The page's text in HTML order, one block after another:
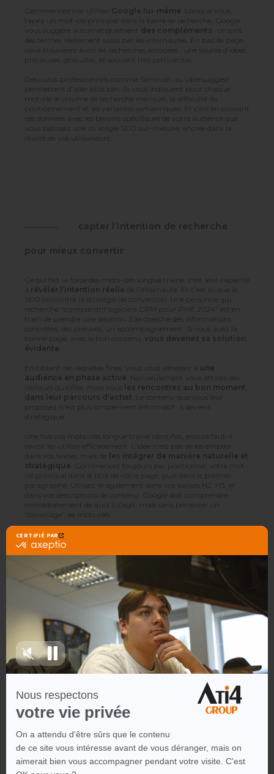
Commencez par utiliser Google lui-même . Lorsque vous
tapez un mot-clé principal dans la barre de recherche, Google
vous suggère automatiquement des compléments : ce sont
des termes réellement saisis par les internautes. En bas de page,
vous trouverez aussi les recherches associées : une source d’idées
précieuses, gratuites, et souvent très pertinentes.
Des outils professionnels comme Semrush
Ubersuggest
permettent d’aller plus loin. Ils vous indiquent pour chaque
mot-clé le volume de recherche mensuel, la difficulté de
positionnement et les variantes sémantiques. Et c’est en croisant
ces données avec les besoins spécifiques de votre audience que
vous bâtissez une stratégie SEO sur-mesure, ancrée dans la
réalité de vos utilisateurs.
capter l’intention de recherche
pour mieux convertir
Ce qui fait la force des mots-clés longue traîne, c’est leur capacité
révéler l’intention réelle de l’internaute. Et c’est ici que le
SEO rencontre la stratégie de conversion. Une personne qui
recherche “
comparatif logiciels CRM pour PME 2024
” est en
train de prendre une décision. Elle cherche des informations
concrètes, des preuves, un accompagnement. Si vous avez la
bonne page, avec le bon contenu,
vous devenez sa solution
évidente
En ciblant ces requêtes fines, vous vous adressez à une
audience en phase active . Non seulement vous attirez des
visiteurs qualifiés, mais vous
les rencontrez au bon moment
dans leur parcours d’achat . Le contenu que vous leur
proposez n’est plus simplement informatif : il devient
stratégique.
Une fois vos mots-clés longue traîne identifiés, encore faut-il
savoir les utiliser efficacement. L’idée n’est pas de les empiler
dans vos textes, mais de
les intégrer de manière naturelle et
stratégique . Commencez toujours par positionner votre mot-
clé principal dans le titre de votre page, puis dans le premier
paragraphe. Utilisez-le également dans vos balises H2, H3, et
dans vos descriptions de contenu. Google doit comprendre
immédiatement de quoi il s’agit, mais sans percevoir un
bourrage ” de mots-clés.
Le format de l’article lui-même doit être pensé pour
à l’intention de recherche
exemple inclure une introduction contextualisée, une liste
d’options ou de conseils, un tableau comparatif, des FAQ
pertinentes et une conclusion avec appel à l’action. Chaque bloc
doit apporter de la valeur, de la clarté et guider naturellement
l’utilisateur vers votre offre ou votre produit.
cohérence entre la requête, le contenuet
l’expérience utilisateur qui fait toute la puissance du SEO basé
sur la longue traîne. Vous construisez unecroissance
organique plus stabl
e, plus régulière, et surtout
plus
rentable
. Vous évitez les effets de “ buzz” creux au profit d’un
trafic ciblé, durable, qui convertit. Les taux de clics sont
généralement meilleurs, le taux de rebond plus bas, et la durée
Autre avantage : cette stratégie renforce également votre
maillage interne. Avec plusieurs contenus autour de requêtes
de longue traîne, vous pouvez les relier entre eux de manière
logique et cohérente. Cela améliore à la fois l’expérience
utilisateur et la lisibilité de votre site pour les moteurs de
recherche.